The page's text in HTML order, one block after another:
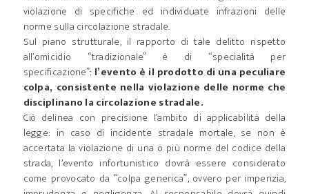
violazione di specifiche ed individuate infrazioni delle
norme sulla circolazione stradale.
Sul piano strutturale, il rapporto di tale delitto rispetto
all’omicidio “tradizionale” è di “specialità per
specificazione”: l’evento è il prodotto di una peculiare
colpa, consistente nella violazione delle norme che
disciplinano la circolazione stradale.
Ciò delinea con precisione l’ambito di applicabilità della
legge: in caso di incidente stradale mortale, se non è
accertata la violazione di una o più norme del codice della
strada, l’evento infortunistico dovrà essere considerato
come provocato da “colpa generica”, ovvero per imperizia,